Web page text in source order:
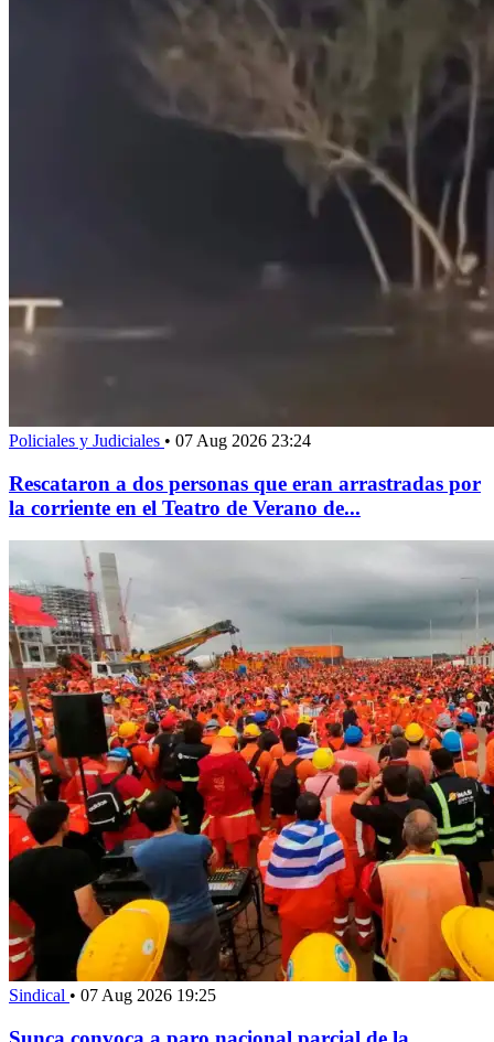
Policiales y Judiciales • 07 Aug 2026 23:24
Rescataron a dos personas que eran arrastradas por
la corriente en el Teatro de Verano de...
Sindical • 07 Aug 2026 19:25